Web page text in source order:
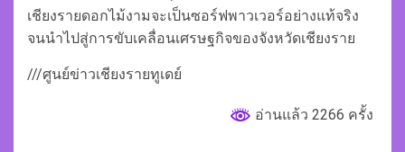
เชียงรายดอกไม้งามจะเป็นซอร์ฟพาวเวอร์อย่างแท้จริง
จนนำไปสู่การขับเคลื่อนเศรษฐกิจของจังหวัดเชียงราย
///ศูนย์ข่าวเชียงรายทูเดย์
อ่านแล้ว 2266 ครั้ง